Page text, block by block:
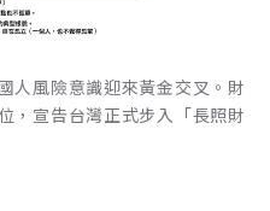
人風險意識迎來黃金交叉。財
，宣告台灣正式步入「長照財